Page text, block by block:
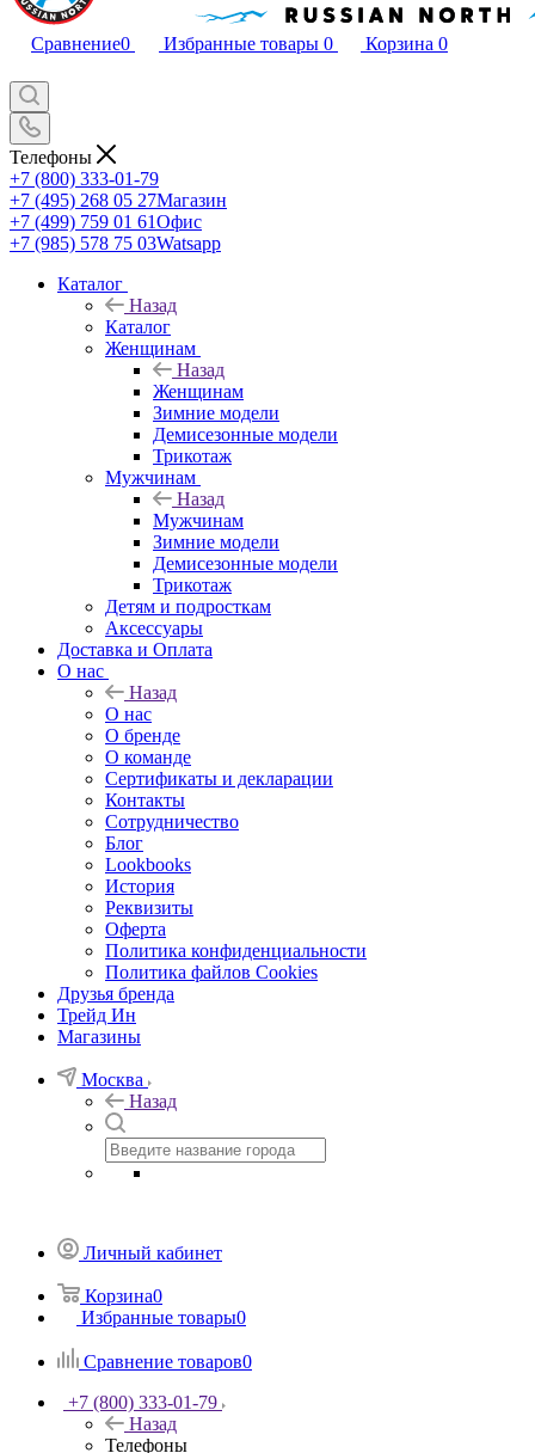
Сравнение0 Избранные товары 0 Корзина 0
Телефоны
+7 (800) 333-01-79
+7 (495) 268 05 27Магазин
+7 (499) 759 01 61Офис
+7 (985) 578 75 03Watsapp
Каталог
Назад
Каталог
Женщинам
Назад
Женщинам
Зимние модели
Демисезонные модели
Трикотаж
Мужчинам
Назад
Мужчинам
Зимние модели
Демисезонные модели
Трикотаж
Детям и подросткам
Аксессуары
Доставка и Оплата
О нас
Назад
О нас
О бренде
О команде
Сертификаты и декларации
Контакты
Сотрудничество
Блог
Lookbooks
История
Реквизиты
Оферта
Политика конфиденциальности
Политика файлов Cookies
Друзья бренда
Трейд Ин
Магазины
Москва
Назад
Личный кабинет
Корзина0
Избранные товары0
Сравнение товаров0
+7 (800) 333-01-79
Назад
Телефоны